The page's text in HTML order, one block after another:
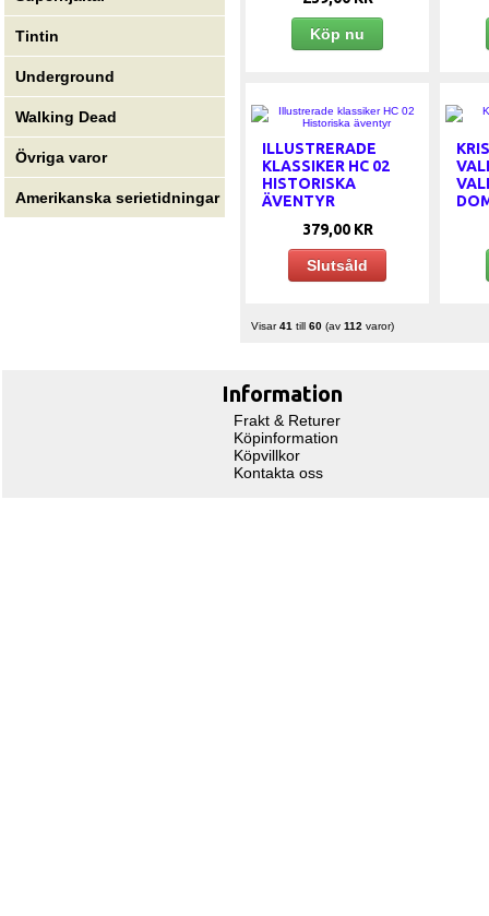
Tintin
Underground
Walking Dead
Övriga varor
Amerikanska serietidningar
Köp nu
ILLUSTRERADE
KLASSIKER HC 02
HISTORISKA
ÄVENTYR
379,00 KR
Slutsåld
Visar41 till 60 (av 112 varor)
Information
Frakt & Returer
Köpinformation
Köpvillkor
Kontakta oss